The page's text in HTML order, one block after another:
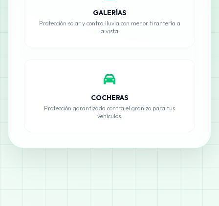
GALERÍAS
Protección solar y contra lluvia con menor tirantería a
la vista.
COCHERAS
Protección garantizada contra el granizo para tus
vehículos.